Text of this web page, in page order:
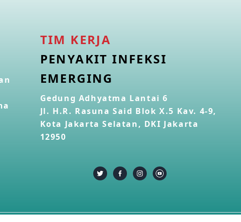
TIM KERJA
PENYAKIT INFEKSI
EMERGING
Gedung Adhyatma Lantai 6
Jl. H.R. Rasuna Said Blok X.5 Kav. 4-9,
Kota Jakarta Selatan, DKI Jakarta
12950